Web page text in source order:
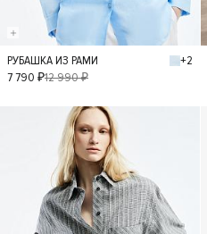
XS S
РУБАШКА ИЗ РАМИ
+2
7 790 ₽12 990 ₽